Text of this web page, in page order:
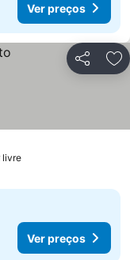
Ver preços
Partilhar
livre
Ver preços